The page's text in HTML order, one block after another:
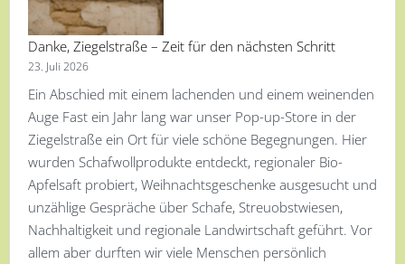
Danke, Ziegelstraße – Zeit für den nächsten Schritt
23. Juli 2026
Ein Abschied mit einem lachenden und einem weinenden
Auge Fast ein Jahr lang war unser Pop-up-Store in der
Ziegelstraße ein Ort für viele schöne Begegnungen. Hier
wurden Schafwollprodukte entdeckt, regionaler Bio-
Apfelsaft probiert, Weihnachtsgeschenke ausgesucht und
unzählige Gespräche über Schafe, Streuobstwiesen,
Nachhaltigkeit und regionale Landwirtschaft geführt. Vor
allem aber durften wir viele Menschen persönlich